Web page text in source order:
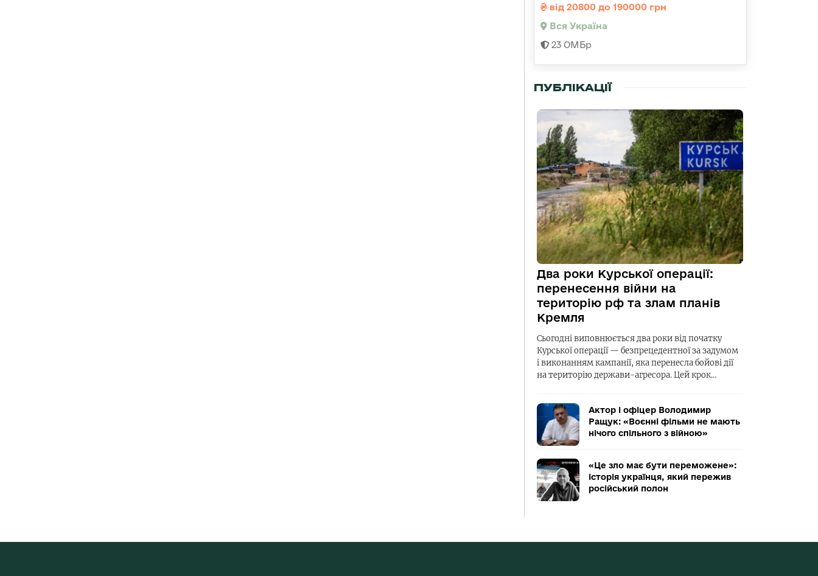
від 20800 до 190000 грн
Вся Україна
23 ОМБр
ПУБЛІКАЦІЇ
Два роки Курської операції:
перенесення війни на
територію рф та злам планів
Кремля
Сьогодні виповнюється два роки від початку
Курської операції — безпрецедентної за задумом
і виконанням кампанії, яка перенесла бойові дії
на територію держави-агресора. Цей крок…
Актор і офіцер Володимир
Ращук: «Воєнні фільми не мають
нічого спільного з війною»
«Це зло має бути переможене»:
історія українця, який пережив
російський полон